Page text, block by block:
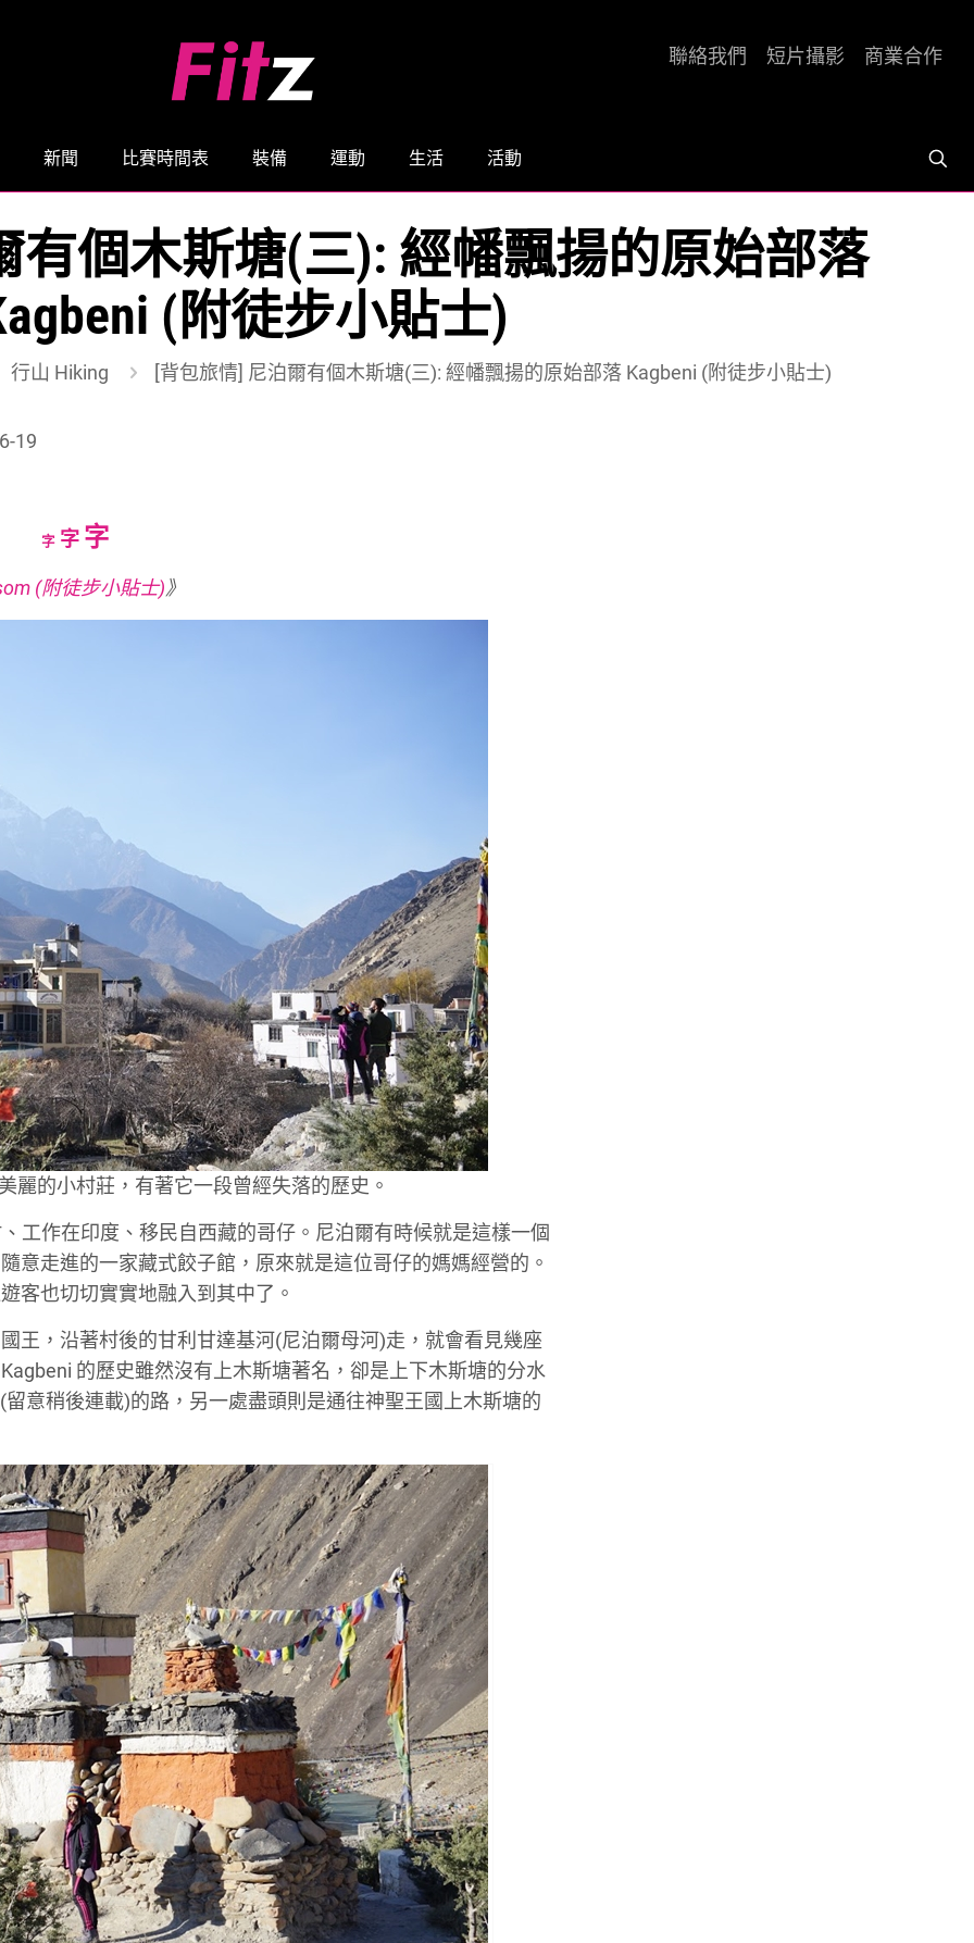
新聞 比賽時間表 裝備 運動 生活 活動
聯絡我們 短片攝影 商業合作
有個木斯塘(三): 經幡飄揚的原始部落
(附徒步小貼士)
行山 Hiking [背包旅情] 尼泊爾有個木斯塘(三): 經幡飄揚的原始部落 Kagbeni (附徒步小貼士)
19
字Decrease
size.
字Reset
size.
字Increase
size.
(附徒步小貼士)》
麗的小村莊，有著它一段曾經失落的歷史。
工作在印度、移民自西藏的哥仔。尼泊爾有時候就是這樣一個
意走進的一家藏式餃子館，原來就是這位哥仔的媽媽經營的。
客也切切實實地融入到其中了。
王，沿著村後的甘利甘達基河(尼泊爾母河)走，就會看見幾座
的歷史雖然沒有上木斯塘著名，卻是上下木斯塘的分水
意稍後連載)的路，另一處盡頭則是通往神聖王國上木斯塘的